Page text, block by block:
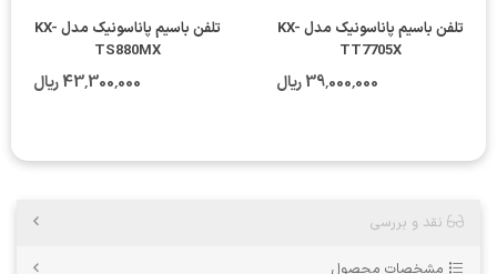
تلفن باسیم پاناسونیک مدل KX-
TT7705X
39٬000٬000 ریال
تلفن باسیم پاناسونیک مدل KX-
TS880MX
43٬300٬000 ریال
نقد و بررسی
مشخصات محصول